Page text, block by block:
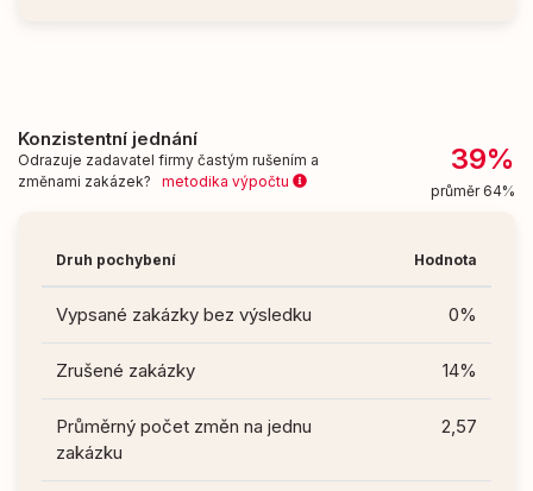
Konzistentní jednání
Odrazuje zadavatel firmy častým rušením a
změnami zakázek? metodika výpočtu
39%
průměr 64%
Druh pochybení Hodnota
Vypsané zakázky bez výsledku 0%
Zrušené zakázky 14%
Průměrný počet změn na jednu
zakázku
2,57